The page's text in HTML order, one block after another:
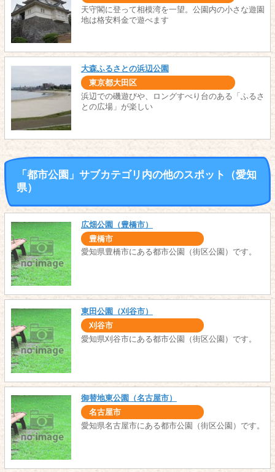
天守閣に登って相模湾を一望。公園内の小さな遊園
地は格安料金で遊べます
大森ふるさとの浜辺公園
東京都大田区
浜辺での磯遊びや、ロングすべり台のある「ふるさ
との広場」が楽しい
「都市公園」サブカテゴリ内の他のスポット（愛知
県）
広畑公園（豊橋市）
豊橋市
愛知県豊橋市にある都市公園（街区公園）です。
東田公園（刈谷市）
刈谷市
愛知県刈谷市にある都市公園（街区公園）です。
御替地東公園（名古屋市）
名古屋市
愛知県名古屋市にある都市公園（街区公園）です。